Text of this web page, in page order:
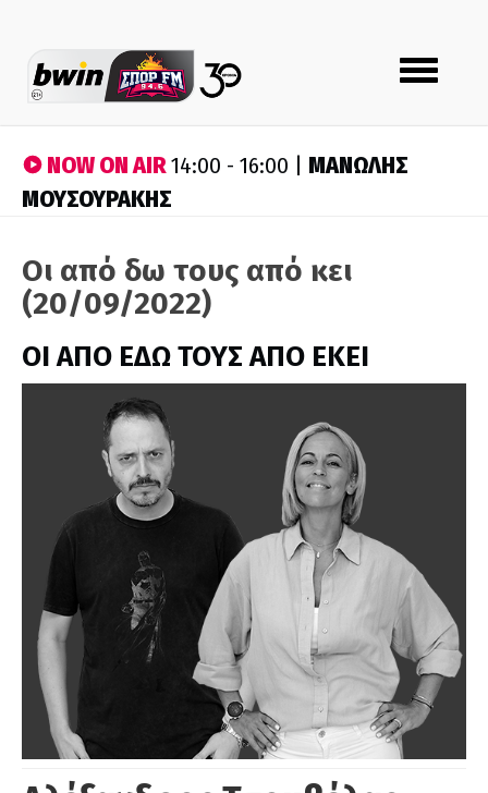
Toggle
navigation
NOW ON AIR14:00 - 16:00 | ΜΑΝΩΛΗΣ
ΜΟΥΣΟΥΡΑΚΗΣ
Οι από δω τους από κει
(20/09/2022)
ΟΙ ΑΠΟ ΕΔΩ ΤΟΥΣ ΑΠΟ ΕΚΕΙ